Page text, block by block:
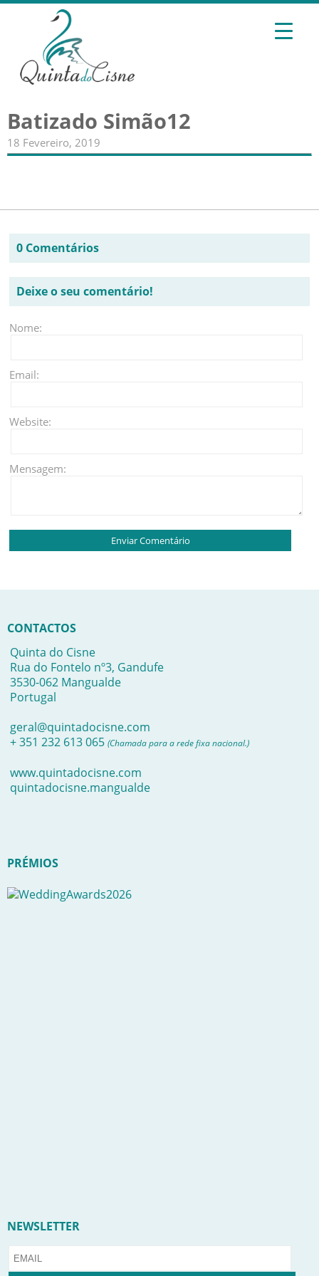
Batizado Simão12
18 Fevereiro, 2019
0 Comentários
Deixe o seu comentário!
Nome:
Email:
Website:
Mensagem:
CONTACTOS
Quinta do Cisne
Rua do Fontelo nº3, Gandufe
3530-062 Mangualde
Portugal
geral@quintadocisne.com
+ 351 232 613 065 (Chamada para a rede fixa nacional.)
www.quintadocisne.com
quintadocisne.mangualde
PRÉMIOS
NEWSLETTER